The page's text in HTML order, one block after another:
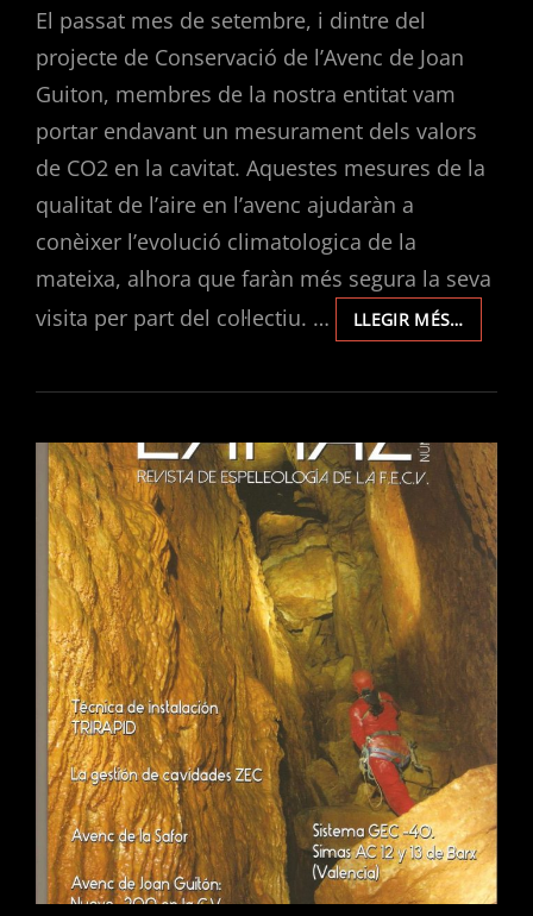
El passat mes de setembre, i dintre del
projecte de Conservació de l’Avenc de Joan
Guiton, membres de la nostra entitat vam
portar endavant un mesurament dels valors
de CO2 en la cavitat. Aquestes mesures de la
qualitat de l’aire en l’avenc ajudaràn a
conèixer l’evolució climatologica de la
mateixa, alhora que faràn més segura la seva
visita per part del col·lectiu. …
LLEGIR MÉS…
DELS
DE
EN
L’AVENC
DE
JOAN